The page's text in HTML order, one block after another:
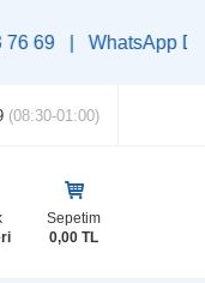
Destek
(08:30-01:00)
Sepetim
0,00 TL